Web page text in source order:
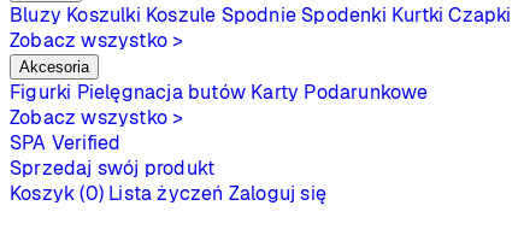
Bluzy Koszulki Koszule Spodnie Spodenki Kurtki Czapki
Zobacz wszystko >
Akcesoria
Figurki Pielęgnacja butów Karty Podarunkowe
Zobacz wszystko >
SPA Verified
Sprzedaj swój produkt
Koszyk (0) Lista życzeń Zaloguj się